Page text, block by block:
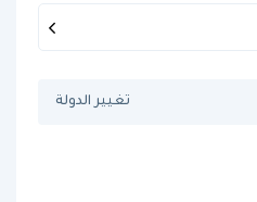
تغيير الدولة